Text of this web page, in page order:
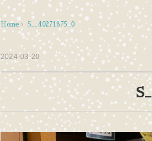
Home › S__40271875_0
2024-03-20